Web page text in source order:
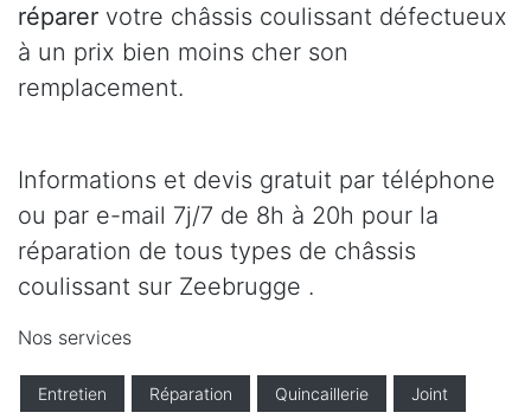
réparer votre châssis coulissant défectueux
à un prix bien moins cher son
remplacement.
Informations et devis gratuit par téléphone
ou par e-mail 7j/7 de 8h à 20h pour la
réparation de tous types de châssis
coulissant sur Zeebrugge .
Nos services
Entretien Réparation Quincaillerie Joint